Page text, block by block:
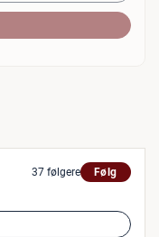
37 følgere Følg